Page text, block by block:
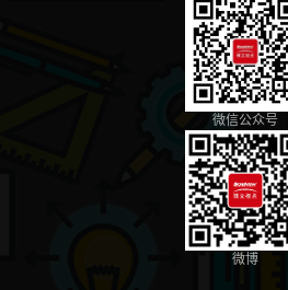
13.5.1 Voronoi图和Delaunay三角剖分 330
13.5.2 力导向的中国地图 334
14.2 3.x如何升级到4.x 344
14.2.1 加载文件的变化 345
14.2.2 布局的变化规则 345
14.2.3 生成器的变化规则 346
14.2.4 比例尺的变化规则 346
14.3 D3 4.x的设计思想 347
微信公众号
微博